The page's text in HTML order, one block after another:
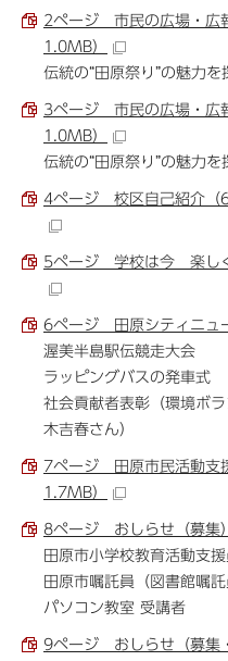
2ページ 市民の広場・広
1.0MB）
伝統の“田原祭り”の魅力を
3ページ 市民の広場・広
1.0MB）
伝統の“田原祭り”の魅力を
4ページ 校区自己紹介（
5ページ 学校は今 楽し
6ページ 田原シティニュ
渥美半島駅伝競走大会
ラッピングバスの発車式
社会貢献者表彰（環境ボ
木吉春さん）
7ページ 田原市民活動支
1.7MB）
8ページ おしらせ（募集
田原市小学校教育活動支援
田原市嘱託員（図書館嘱託
パソコン教室 受講者
9ページ おしらせ（募集